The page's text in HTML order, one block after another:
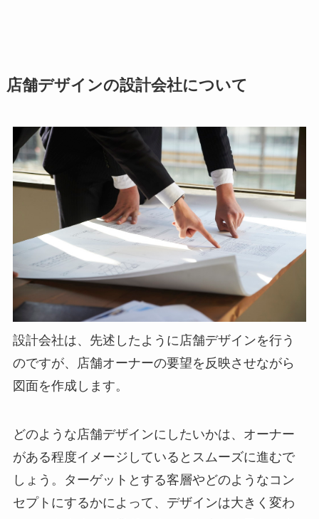
店舗デザインの設計会社について
設計会社は、先述したように店舗デザインを行う
のですが、店舗オーナーの要望を反映させながら
図面を作成します。
どのような店舗デザインにしたいかは、オーナー
がある程度イメージしているとスムーズに進むで
しょう。ターゲットとする客層やどのようなコン
セプトにするかによって、デザインは大きく変わ